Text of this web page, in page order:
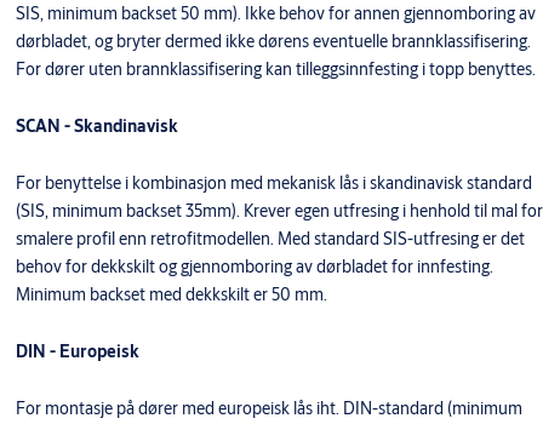
SIS, minimum backset 50 mm). Ikke behov for annen gjennomboring av
dørbladet, og bryter dermed ikke dørens eventuelle brannklassifisering.
For dører uten brannklassifisering kan tilleggsinnfesting i topp benyttes.
SCAN - Skandinavisk
For benyttelse i kombinasjon med mekanisk lås i skandinavisk standard
(SIS, minimum backset 35mm). Krever egen utfresing i henhold til mal for
smalere profil enn retrofitmodellen. Med standard SIS-utfresing er det
behov for dekkskilt og gjennomboring av dørbladet for innfesting.
Minimum backset med dekkskilt er 50 mm.
DIN - Europeisk
For montasje på dører med europeisk lås iht. DIN-standard (minimum